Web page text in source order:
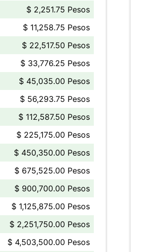
$ 2,251.75 Pesos
$ 11,258.75 Pesos
$ 22,517.50 Pesos
$ 33,776.25 Pesos
$ 45,035.00 Pesos
$ 56,293.75 Pesos
$ 112,587.50 Pesos
$ 225,175.00 Pesos
$ 450,350.00 Pesos
$ 675,525.00 Pesos
$ 900,700.00 Pesos
$ 1,125,875.00 Pesos
$ 2,251,750.00 Pesos
$ 4,503,500.00 Pesos